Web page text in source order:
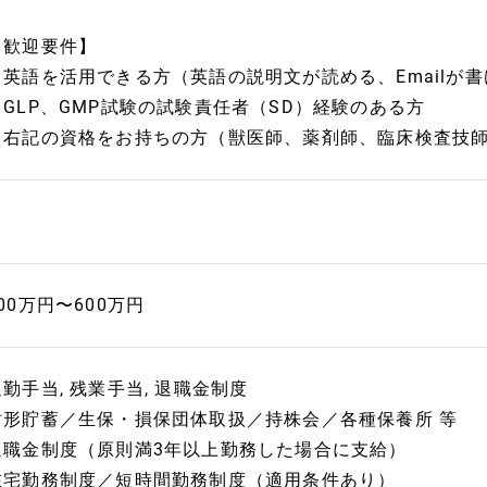
迎要件】
語を活用できる方（英語の説明文が読める、Emailが書
、GMP試験の試験責任者（SD）経験のある方
記の資格をお持ちの方（獣医師、薬剤師、臨床検査技師
万円〜600万円
手当, 残業手当, 退職金制度
貯蓄／生保・損保団体取扱／持株会／各種保養所 等
金制度（原則満3年以上勤務した場合に支給）
勤務制度／短時間勤務制度（適用条件あり）